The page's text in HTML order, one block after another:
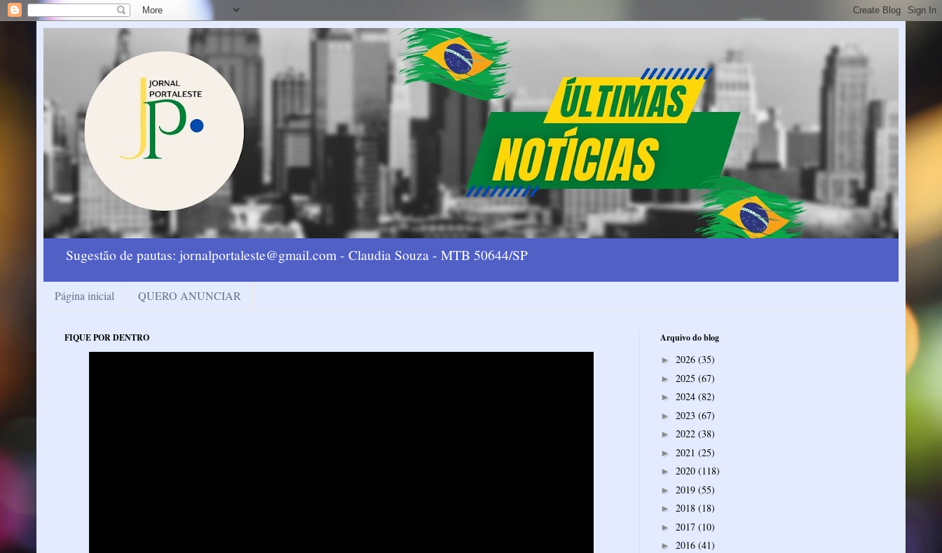
Sugestão de pautas: jornalportaleste@gmail.com - Claudia Souza - MTB 50644/SP
Página inicial QUERO ANUNCIAR
FIQUE POR DENTRO Arquivo do blog
► 2026 (35)
► 2025 (67)
► 2024 (82)
► 2023 (67)
► 2022 (38)
► 2021 (25)
► 2020 (118)
► 2019 (55)
► 2018 (18)
► 2017 (10)
► 2016 (41)